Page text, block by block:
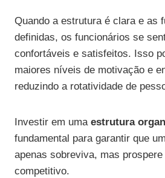
Quando a estrutura é clara e as
definidas, os funcionários se
confortáveis e satisfeitos. Isso
maiores níveis de motivação e
reduzindo a rotatividade de
Investir em uma estrutura
fundamental para garantir que
apenas sobreviva, mas
competitivo.